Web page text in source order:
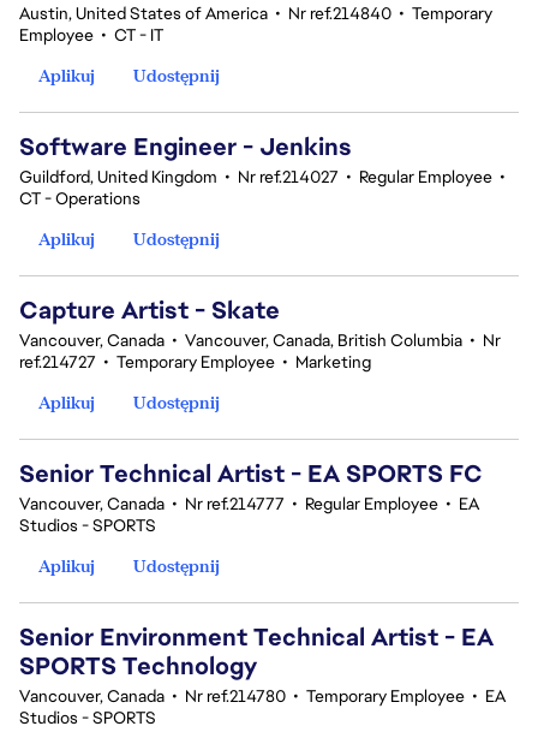
Austin, United States of America • Nr ref.214840 • Temporary
Employee • CT - IT
Aplikuj
Udostępnij
Software Engineer - Jenkins
Guildford, United Kingdom • Nr ref.214027 • Regular Employee •
CT - Operations
Aplikuj
Udostępnij
Capture Artist - Skate
Vancouver, Canada • Vancouver, Canada, British Columbia • Nr
ref.214727 • Temporary Employee • Marketing
Aplikuj
Udostępnij
Senior Technical Artist - EA SPORTS FC
Vancouver, Canada • Nr ref.214777 • Regular Employee • EA
Studios - SPORTS
Aplikuj
Udostępnij
Senior Environment Technical Artist - EA
SPORTS Technology
Vancouver, Canada • Nr ref.214780 • Temporary Employee • EA
Studios - SPORTS